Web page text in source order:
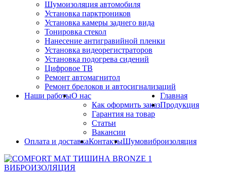
Шумоизоляция автомобиля
Установка парктроников
Установка камеры заднего вида
Тонировка стекол
Нанесение антигравийной пленки
Установка видеорегистраторов
Установка подогрева сидений
Цифровое ТВ
Ремонт автомагнитол
Ремонт брелоков и автосигнализаций
Наши работыО нас
Как оформить заказ
Гарантия на товар
Статьи
Вакансии
Оплата и доставкаКонтакты
Главная
Продукция
Шумовиброизоляция